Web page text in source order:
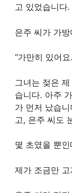
고 있었습니다.
은주 씨가 가
“가만히 있어요
그녀는 젖은
습니다. 아주
가 먼저 났습
고, 은주 씨도
몇 초였을 뿐
제가 조금만